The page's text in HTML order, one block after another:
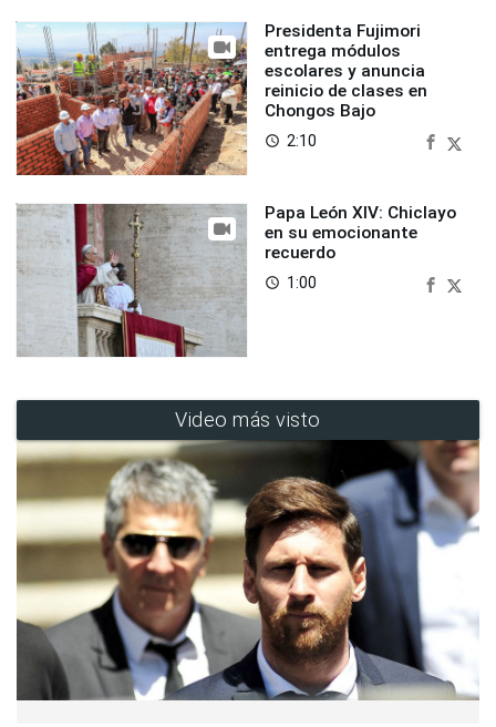
Presidenta Fujimori
entrega módulos
escolares y anuncia
reinicio de clases en
Chongos Bajo
access_time 2:10
Papa León XIV: Chiclayo
en su emocionante
recuerdo
access_time 1:00
Video más visto